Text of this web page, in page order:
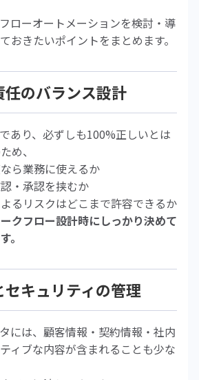
ローオートメーションを検討・導
おきたいポイントをまとめます。
のバランス設計
であり、必ずしも100%正しいとは
め、
ら業務に使えるか
・承認を挟むか
るリスクはどこまで許容できるか
クフロー設計時にしっかり決めて
。
キュリティの管理
には、顧客情報・契約情報・社内
ィブな内容が含まれることも少な